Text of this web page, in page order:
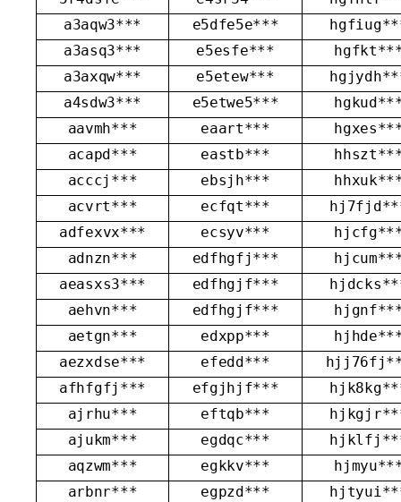
a3aqw3***
e5dfe5e***
a3asq3***
e5esfe***
a3axqw***
e5etew***
a4sdw3***
e5etwe5***
aavmh***
eaart***
acapd***
eastb***
acccj***
ebsjh***
acvrt***
ecfqt***
adfexvx***
ecsyv***
adnzn***
edfhgfj***
aeasxs3***
edfhgjf***
aehvn***
edfhgjf***
aetgn***
edxpp***
aezxdse***
efedd***
afhfgfj***
efgjhjf***
ajrhu***
eftqb***
ajukm***
egdqc***
aqzwm***
egkkv***
arbnr***
egpzd***